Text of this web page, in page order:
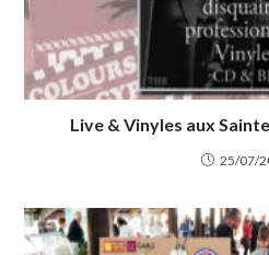
Live & Vinyles aux
25/07/